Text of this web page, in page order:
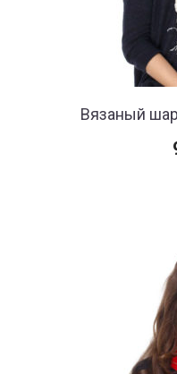
Вязаный